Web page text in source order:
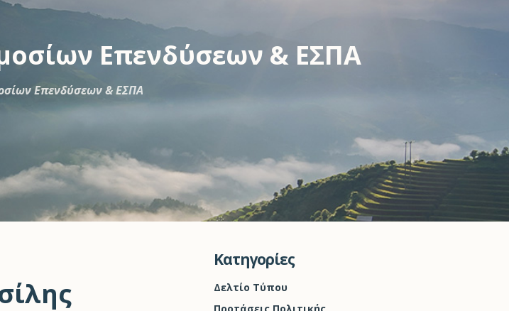
Επενδύσεων & ΕΣΠΑ
Επενδύσεων & ΕΣΠΑ
Kατηγορίες
Δελτίο Τύπου